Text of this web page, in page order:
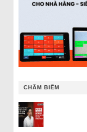
CHÂM BIẾM